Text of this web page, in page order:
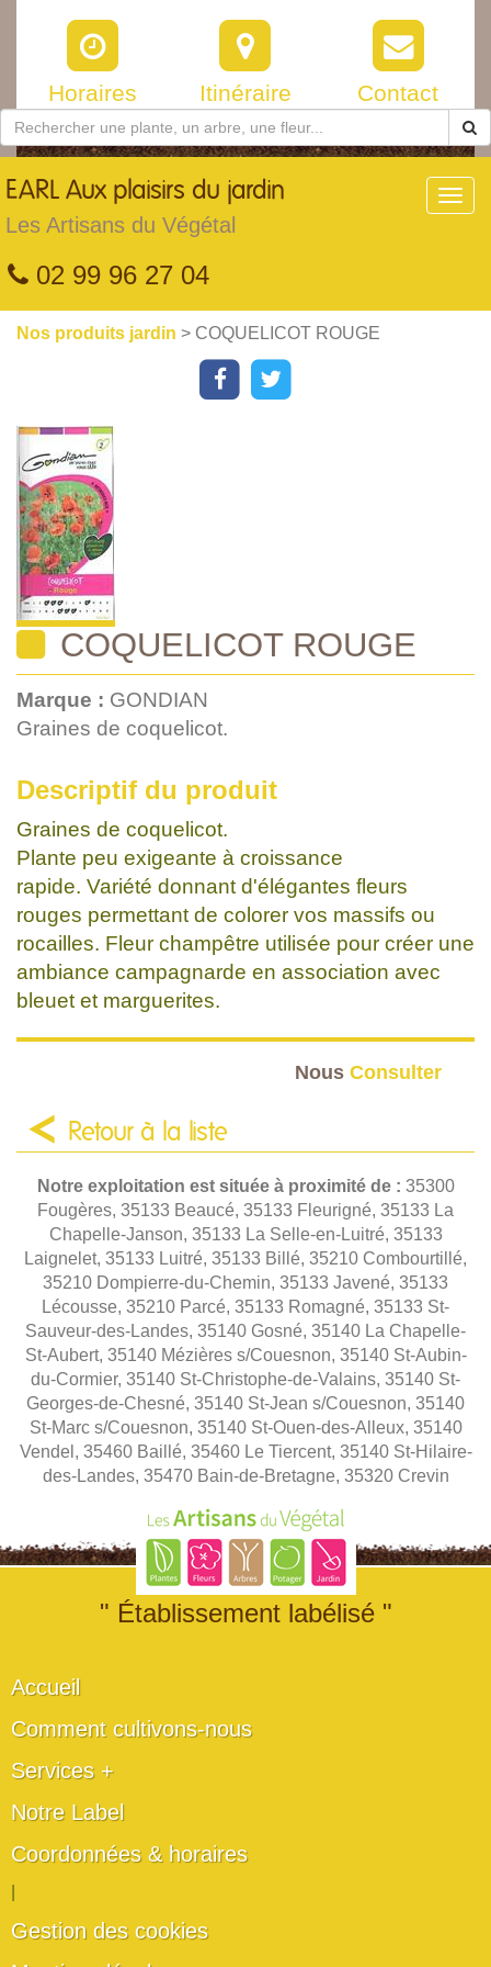
Horaires Itinéraire Contact
EARL Aux plaisirs du jardin
Les Artisans du Végétal
02 99 96 27 04
Nos produits jardin > COQUELICOT ROUGE
COQUELICOT ROUGE
Marque : GONDIAN
Graines de coquelicot.
Descriptif du produit
Graines de coquelicot.
Plante peu exigeante à croissance
rapide. Variété donnant d'élégantes fleurs
rouges permettant de colorer vos massifs ou
rocailles. Fleur champêtre utilisée pour créer une
ambiance campagnarde en association avec
bleuet et marguerites.
Nous Consulter
Retour à la liste
Notre exploitation est située à proximité de : 35300
Fougères, 35133 Beaucé, 35133 Fleurigné, 35133 La
Chapelle-Janson, 35133 La Selle-en-Luitré, 35133
Laignelet, 35133 Luitré, 35133 Billé, 35210 Combourtillé,
35210 Dompierre-du-Chemin, 35133 Javené, 35133
Lécousse, 35210 Parcé, 35133 Romagné, 35133 St-
Sauveur-des-Landes, 35140 Gosné, 35140 La Chapelle-
St-Aubert, 35140 Mézières s/Couesnon, 35140 St-Aubin-
du-Cormier, 35140 St-Christophe-de-Valains, 35140 St-
Georges-de-Chesné, 35140 St-Jean s/Couesnon, 35140
St-Marc s/Couesnon, 35140 St-Ouen-des-Alleux, 35140
Vendel, 35460 Baillé, 35460 Le Tiercent, 35140 St-Hilaire-
des-Landes, 35470 Bain-de-Bretagne, 35320 Crevin
" Établissement labélisé "
Accueil
Comment cultivons-nous
Services +
Notre Label
Coordonnées & horaires
Gestion des cookies